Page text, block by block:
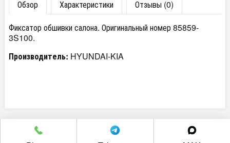
Обзор Характеристики
Отзывы (0)
Фиксатор обшивки салона. Оригинальный номер 85859-
3S100.
Производитель: HYUNDAI-KIA
г. Челябинск пр. Победы 305Д/1 (2 этаж)